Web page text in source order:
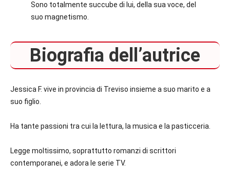
Sono totalmente succube di lui, della sua voce, del
suo magnetismo.
Biografia dell’autrice
Jessica F. vive in provincia di Treviso insieme a suo marito e a
suo figlio.
Ha tante passioni tra cui la lettura, la musica e la pasticceria.
Legge moltissimo, soprattutto romanzi di scrittori
contemporanei, e adora le serie TV.